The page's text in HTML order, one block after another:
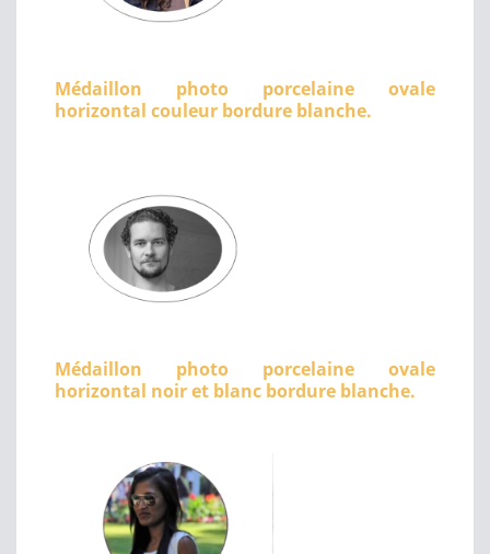
Médaillon photo porcelaine ovale
horizontal couleur bordure blanche.
Médaillon photo porcelaine ovale
horizontal noir et blanc bordure blanche.